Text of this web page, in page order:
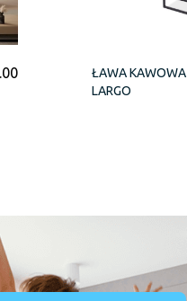
ŁAWA KAWOWA
LARGO